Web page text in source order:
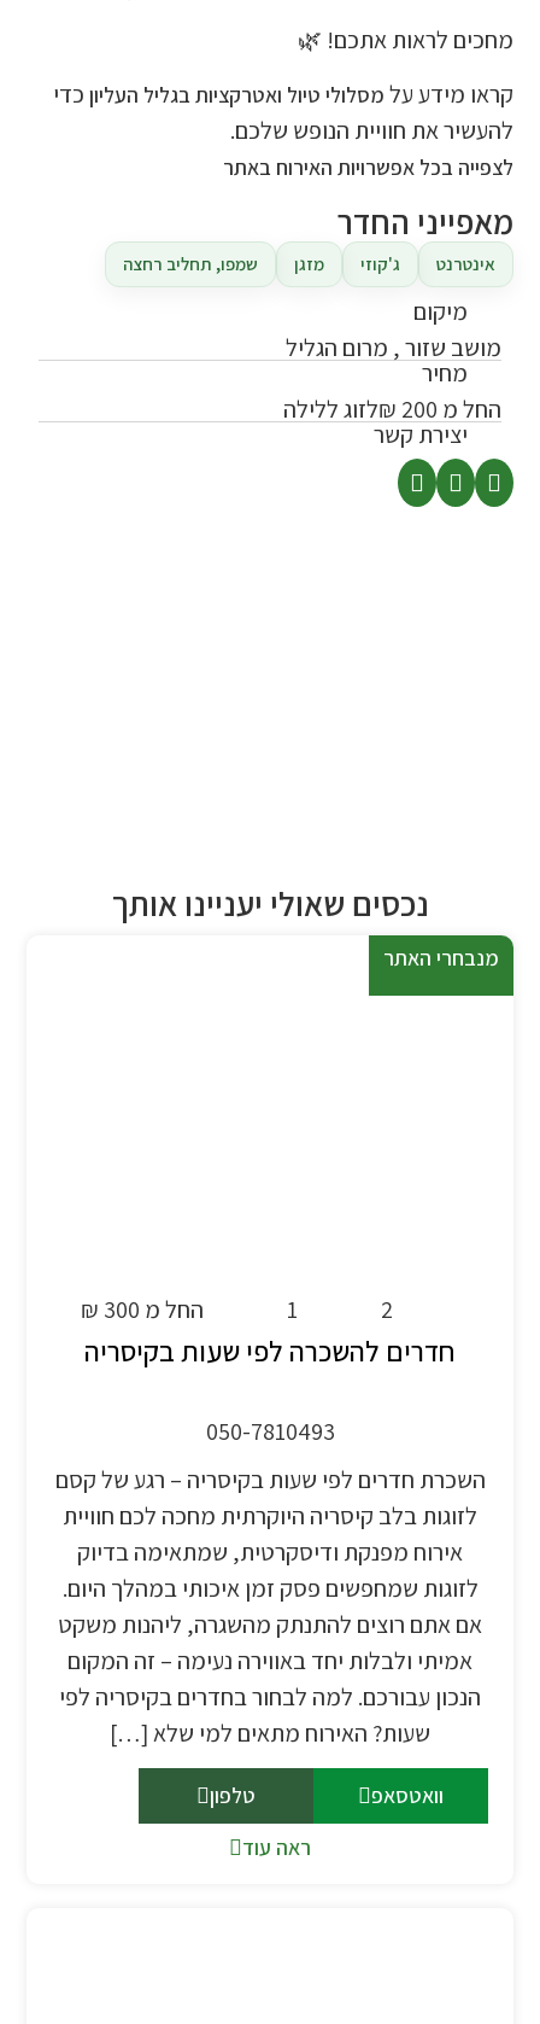
מחכים לראות אתכם! 🌿
קראו מידע על מסלולי טיול ואטרקציות בגליל העליון כדי
להעשיר את חוויית הנופש שלכם.
לצפייה בכל אפשרויות האירוח באתר
מאפייני החדר
אינטרנט ג'קוזי מזגן שמפו, תחליב רחצה
מיקום
מושב שזור , מרום הגליל
מחיר
החל מ 200 ₪
לזוג ללילה
יצירת קשר
נכסים שאולי יעניינו אותך
מנבחרי האתר
החל מ 300 ₪ 1 2
חדרים להשכרה לפי שעות בקיסריה
050-7810493
השכרת חדרים לפי שעות בקיסריה – רגע של קסם
לזוגות בלב קיסריה היוקרתית מחכה לכם חוויית
אירוח מפנקת ודיסקרטית, שמתאימה בדיוק
לזוגות שמחפשים פסק זמן איכותי במהלך היום.
אם אתם רוצים להתנתק מהשגרה, ליהנות משקט
אמיתי ולבלות יחד באווירה נעימה – זה המקום
הנכון עבורכם. למה לבחור בחדרים בקיסריה לפי
שעות? האירוח מתאים למי שלא […]
וואטסאפ
טלפון
ראה עוד